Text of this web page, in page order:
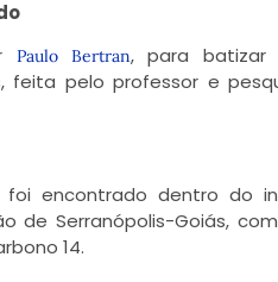
Paulo Bertran, para batizar
pelo professor e
encontrado dentro do
de Serranópolis-Goiás,
14.